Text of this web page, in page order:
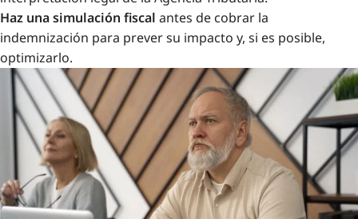
Haz una simulación fiscal antes de cobrar la
indemnización para prever su impacto y, si es posible,
optimizarlo.